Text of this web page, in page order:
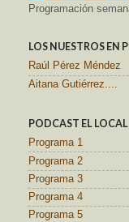
Programación
LOS NUESTROS EN
Raúl Pérez Méndez
Aitana Gutiérrez....
PODCAST EL LOCAL
Programa 1
Programa 2
Programa 3
Programa 4
Programa 5